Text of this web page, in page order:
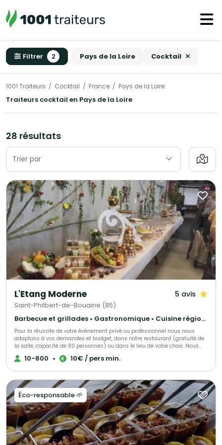
Filtrer 2 Pays de la Loire Cocktail
1001 Traiteurs Cocktail France Pays de la Loire
Traiteurs cocktail en Pays de la Loire
28 résultats
Trier par
L'Etang Moderne 5 avis
Saint-Philbert-de-Bouaine (85)
Barbecue et grillades • Gastronomique • Cuisine régionale
Pour la réussite de votre événement privé ou professionnel nous nous
adaptons à vos demandes et budget, dans notre restaurant (gratuité de
la salle, capacité de 80 personnes) ou dans le lieu de votre choix. Nous
vous ferons profiter de notre expérience pour le succès de votre réception.
10-800 • 10€ / pers min.
Éco-responsable 🌱